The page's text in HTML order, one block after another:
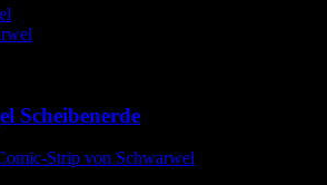
Scheibenerde
Strip von Schwarwel